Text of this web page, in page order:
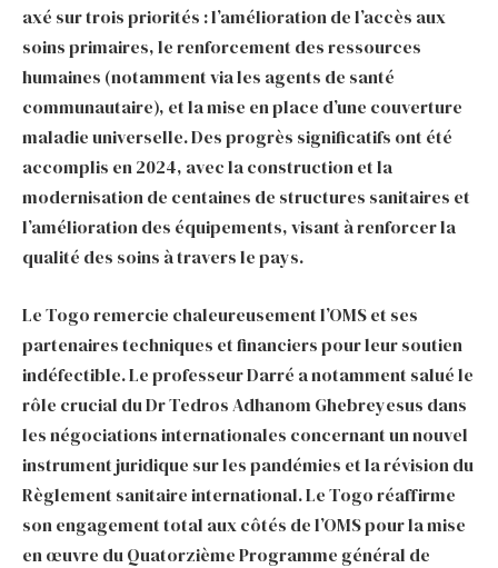
axé sur trois priorités : l’amélioration de l’accès aux
soins primaires, le renforcement des ressources
humaines (notamment via les agents de santé
communautaire), et la mise en place d’une couverture
maladie universelle. Des progrès significatifs ont été
accomplis en 2024, avec la construction et la
modernisation de centaines de structures sanitaires et
l’amélioration des équipements, visant à renforcer la
qualité des soins à travers le pays.
Le Togo remercie chaleureusement l’OMS et ses
partenaires techniques et financiers pour leur soutien
indéfectible. Le professeur Darré a notamment salué le
rôle crucial du Dr Tedros Adhanom Ghebreyesus dans
les négociations internationales concernant un nouvel
instrument juridique sur les pandémies et la révision du
Règlement sanitaire international. Le Togo réaffirme
son engagement total aux côtés de l’OMS pour la mise
en œuvre du Quatorzième Programme général de